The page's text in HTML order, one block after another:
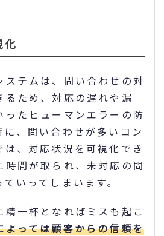
化
ステムは、問い合わせの対
るため、対応の遅れや漏
ったヒューマンエラーの防
に、問い合わせが多いコン
は、対応状況を可視化でき
時間が取られ、未対応の問
いってしまいます。
精一杯となればミスも起こ
よっては顧客からの信頼を